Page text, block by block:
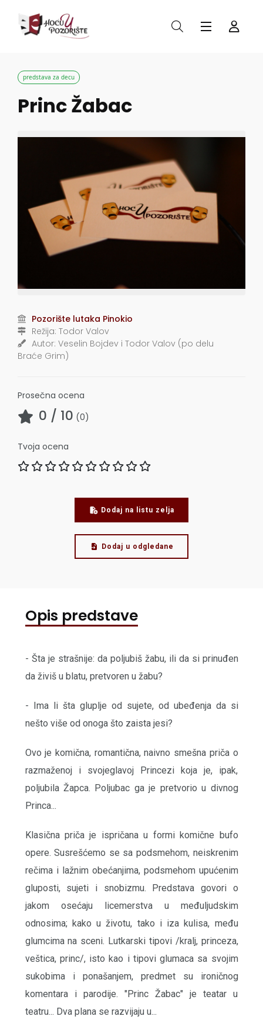
predstava za decu
Princ Žabac
Pozorište lutaka Pinokio
Režija: Todor Valov
Autor: Veselin Bojdev i Todor Valov (po delu
Braće Grim)
Prosečna ocena
0 / 10 (0)
Tvoja ocena
Dodaj na listu zelja
Dodaj u odgledane
Opis predstave
- Šta je strašnije: da poljubiš žabu, ili da si prinuđen
da živiš u blatu, pretvoren u žabu?
- Ima li šta gluplje od sujete, od ubeđenja da si
nešto više od onoga što zaista jesi?
Ovo je komična, romantična, naivno smešna priča o
razmaženoj i svojeglavoj Princezi koja je, ipak,
poljubila Žapca. Poljubac ga je pretvorio u divnog
Princa...
Klasična priča je ispričana u formi komične bufo
opere. Susrešćemo se sa podsmehom, neiskrenim
rečima i lažnim obećanjima, podsmehom upućenim
gluposti, sujeti i snobizmu. Predstava govori o
jakom osećaju licemerstva u međuljudskim
odnosima; kako u životu, tako i iza kulisa, među
glumcima na sceni. Lutkarski tipovi /kralj, princeza,
veštica, princ/, isto kao i tipovi glumaca sa svojim
sukobima i ponašanjem, predmet su ironičnog
komentara i parodije. "Princ Žabac" je teatar u
teatru... Dva plana se razvijaju u...